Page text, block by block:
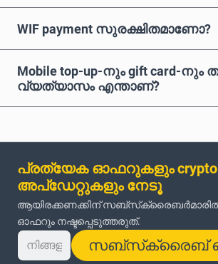
WIF payment സുരക്ഷിതമാണോ?
Mobile top-up-നും gift card-നും
വ്യത്യാസം എന്താണ്?
പ്രത്യേക ഓഫറുകളും crypto
അപ്‌ഡേറ്റുകളും നേടൂ
ആയിരക്കണക്കിന്
ഓഫറും നഷ്ടപ്പെടുത്തരുത്.
സബ്‌സ്‌ക്രൈബ്